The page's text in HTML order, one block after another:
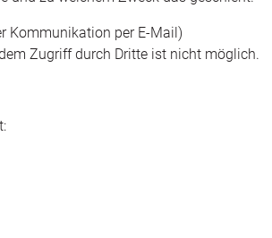
Kommunikation per E-Mail)
Zugriff durch Dritte ist nicht möglich.